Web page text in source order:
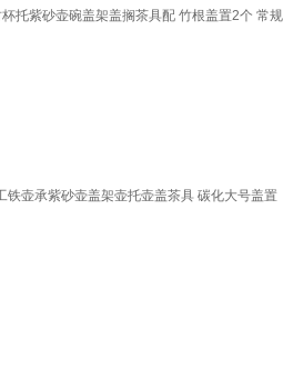
托紫砂壶碗盖架盖搁茶具配 竹根盖置2个 常规
壶承紫砂壶盖架壶托壶盖茶具 碳化大号盖置